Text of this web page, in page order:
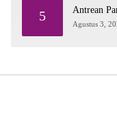
5 Antrean
Agustus 3,